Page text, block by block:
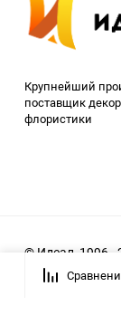
Крупнейший
поставщик
флористики
© Идеал, 1996 -